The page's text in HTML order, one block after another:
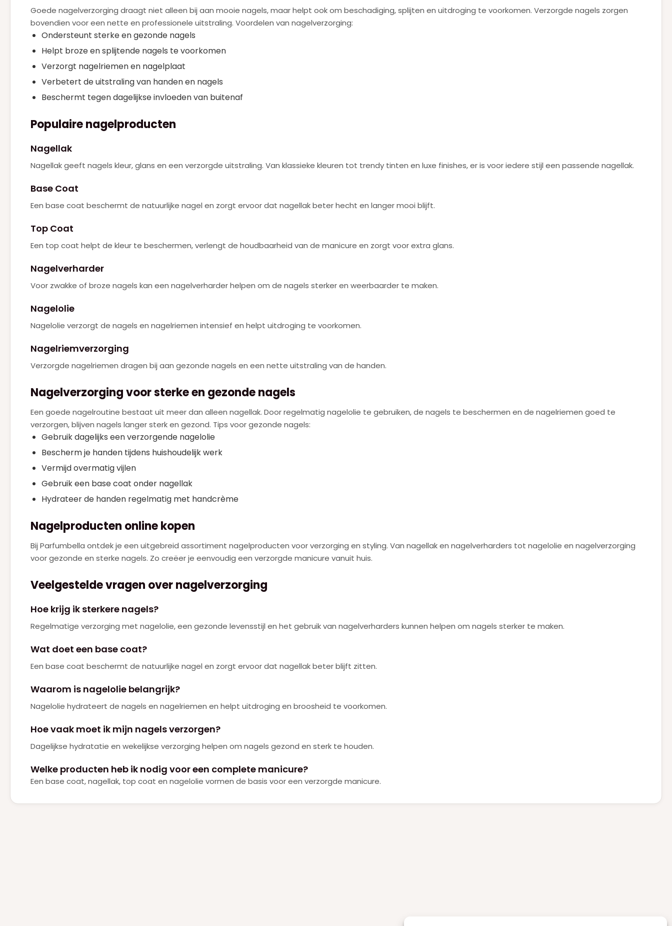
JUICY COUTURE(1)
JULIETTE HAS A GUN
KAYALI (2)
KENZO(1)
KILIAN (2)
LANCOME(9)
LATAFFA(1)
NEJMA(1)
PACO RABANNE(14)
PRADA(6)
RALPH LAUREN(2)
Roberto Cavalli
SERGE LUTENS(1)
SISLEY
TOM FORD (5)
VERSACE(3)
VIKTOR & ROLF(5)
YVES SAINT LAURENT(15)
ZADIG & VOLTAIRE(1)
Goede nagelverzorging draagt niet alleen bij aan mooie nagels, maar helpt ook om beschadiging, splijten en uitdroging te voorkomen. Verzorgde nagels zorgen
bovendien voor een nette en professionele uitstraling. Voordelen van nagelverzorging:
Ondersteunt sterke en gezonde nagels
Helpt broze en splijtende nagels te voorkomen
Verzorgt nagelriemen en nagelplaat
Verbetert de uitstraling van handen en nagels
Beschermt tegen dagelijkse invloeden van buitenaf
Populaire nagelproducten
Nagellak
Nagellak geeft nagels kleur, glans en een verzorgde uitstraling. Van klassieke kleuren tot trendy tinten en luxe finishes, er is voor iedere stijl een passende nagellak.
Base Coat
Een base coat beschermt de natuurlijke nagel en zorgt ervoor dat nagellak beter hecht en langer mooi blijft.
Top Coat
Een top coat helpt de kleur te beschermen, verlengt de houdbaarheid van de manicure en zorgt voor extra glans.
Nagelverharder
Voor zwakke of broze nagels kan een nagelverharder helpen om de nagels sterker en weerbaarder te maken.
Nagelolie
Nagelolie verzorgt de nagels en nagelriemen intensief en helpt uitdroging te voorkomen.
Nagelriemverzorging
Verzorgde nagelriemen dragen bij aan gezonde nagels en een nette uitstraling van de handen.
Nagelverzorging voor sterke en gezonde nagels
Een goede nagelroutine bestaat uit meer dan alleen nagellak. Door regelmatig nagelolie te gebruiken, de nagels te beschermen en de nagelriemen goed te
verzorgen, blijven nagels langer sterk en gezond. Tips voor gezonde nagels:
Gebruik dagelijks een verzorgende nagelolie
Bescherm je handen tijdens huishoudelijk werk
Vermijd overmatig vijlen
Gebruik een base coat onder nagellak
Hydrateer de handen regelmatig met handcrème
Nagelproducten online kopen
Bij Parfumbella ontdek je een uitgebreid assortiment nagelproducten voor verzorging en styling. Van nagellak en nagelverharders tot nagelolie en nagelverzorging
voor gezonde en sterke nagels. Zo creëer je eenvoudig een verzorgde manicure vanuit huis.
Veelgestelde vragen over nagelverzorging
Hoe krijg ik sterkere nagels?
Regelmatige verzorging met nagelolie, een gezonde levensstijl en het gebruik van nagelverharders kunnen helpen om nagels sterker te maken.
Wat doet een base coat?
Een base coat beschermt de natuurlijke nagel en zorgt ervoor dat nagellak beter blijft zitten.
Waarom is nagelolie belangrijk?
Nagelolie hydrateert de nagels en nagelriemen en helpt uitdroging en broosheid te voorkomen.
Hoe vaak moet ik mijn nagels verzorgen?
Dagelijkse hydratatie en wekelijkse verzorging helpen om nagels gezond en sterk te houden.
Welke producten heb ik nodig voor een complete manicure?
Een base coat, nagellak, top coat en nagelolie vormen de basis voor een verzorgde manicure.